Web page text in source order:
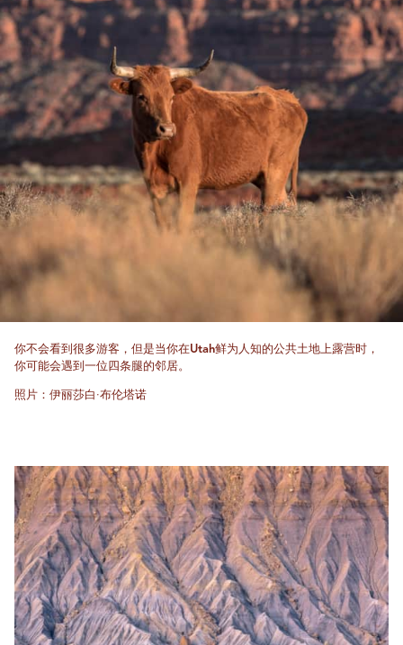
你不会看到很多游客，但是当你在Utah鲜为人知的公共土地上露营时，
你可能会遇到一位四条腿的邻居。
照片：伊丽莎白·布伦塔诺